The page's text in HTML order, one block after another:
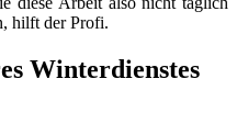
hilft der Profi.
Winterdienstes